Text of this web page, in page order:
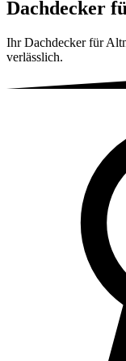
Dachdecker
Ihr Dachdecker für
verlässlich.